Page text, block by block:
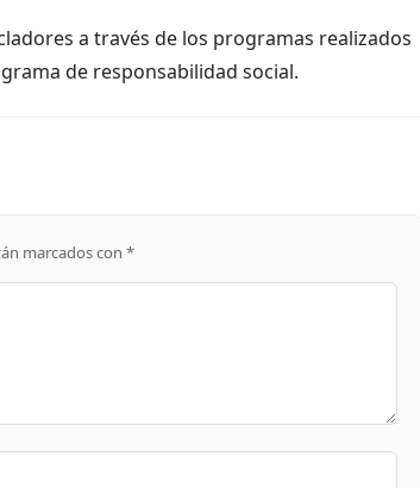
a través de los programas realizados
de responsabilidad social.
marcados con *